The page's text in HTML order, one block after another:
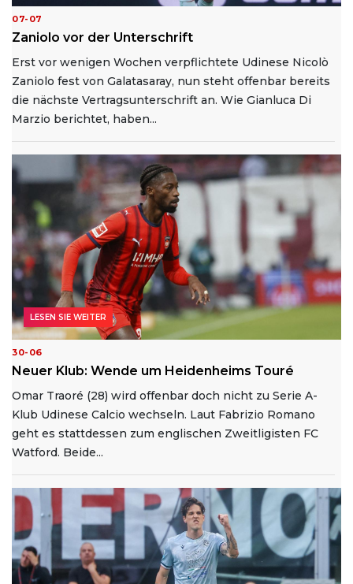
07-07
Zaniolo vor der Unterschrift
Erst vor wenigen Wochen verpflichtete Udinese Nicolò
Zaniolo fest von Galatasaray, nun steht offenbar bereits
die nächste Vertragsunterschrift an. Wie Gianluca Di
Marzio berichtet, haben...
30-06
Neuer Klub: Wende um Heidenheims Touré
Omar Traoré (28) wird offenbar doch nicht zu Serie A-
Klub Udinese Calcio wechseln. Laut Fabrizio Romano
geht es stattdessen zum englischen Zweitligisten FC
Watford. Beide...
LESEN SIE WEITER